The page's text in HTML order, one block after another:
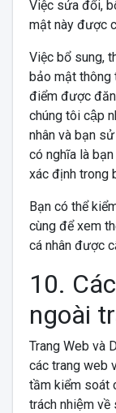
Việc sửa đổi,
mật này được
Việc bổ sung,
bảo mật thông
điểm được
chúng tôi cập
nhân và bạn
có nghĩa là
xác định trong
Bạn có thể
cùng để xem
cá nhân được
10.
ngoài
Trang Web và
các trang web
tầm kiểm soát
trách nhiệm